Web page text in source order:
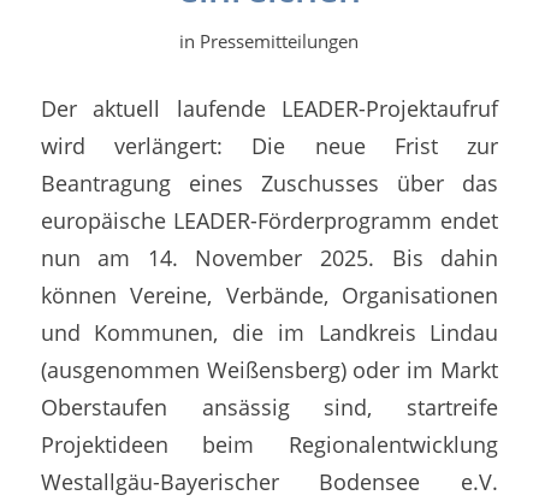
in Pressemitteilungen
Der aktuell laufende LEADER-Projektaufruf
wird verlängert: Die neue Frist zur
Beantragung eines Zuschusses über das
europäische LEADER-Förderprogramm endet
nun am 14. November 2025. Bis dahin
können Vereine, Verbände, Organisationen
und Kommunen, die im Landkreis Lindau
(ausgenommen Weißensberg) oder im Markt
Oberstaufen ansässig sind, startreife
Projektideen beim Regionalentwicklung
Westallgäu-Bayerischer Bodensee e.V.